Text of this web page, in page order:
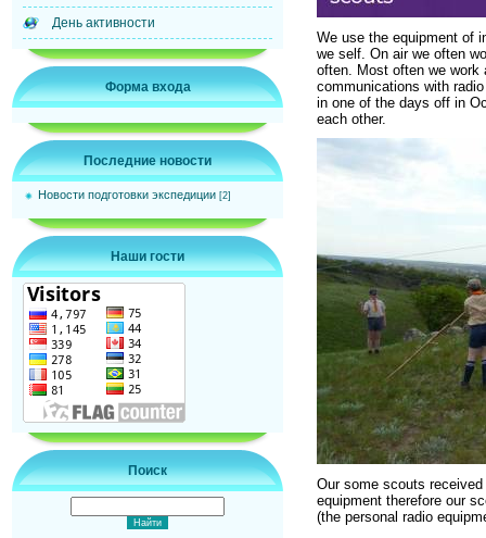
День активности
Форма входа
Последние новости
Новости подготовки экспедиции [2]
Наши гости
Поиск
We use the equipment of
we self. On air we often
often. Most often we
communications with
in one of the days off in
each other.
Our some scouts
equipment therefore our
(the personal radio